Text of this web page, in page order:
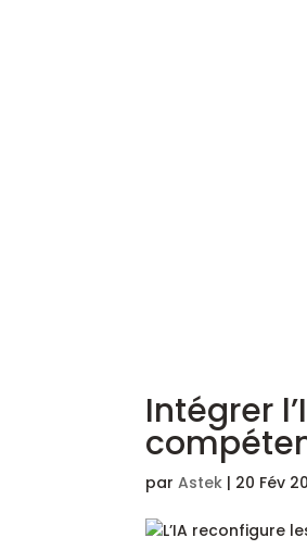
Intégrer
parAstek | 20 Fév